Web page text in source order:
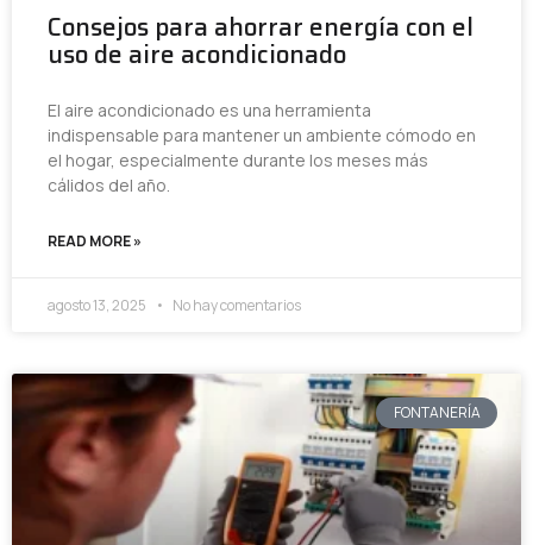
Consejos para ahorrar energía con el
uso de aire acondicionado
El aire acondicionado es una herramienta
indispensable para mantener un ambiente cómodo en
el hogar, especialmente durante los meses más
cálidos del año.
READ MORE »
agosto 13, 2025 No hay comentarios
FONTANERÍA